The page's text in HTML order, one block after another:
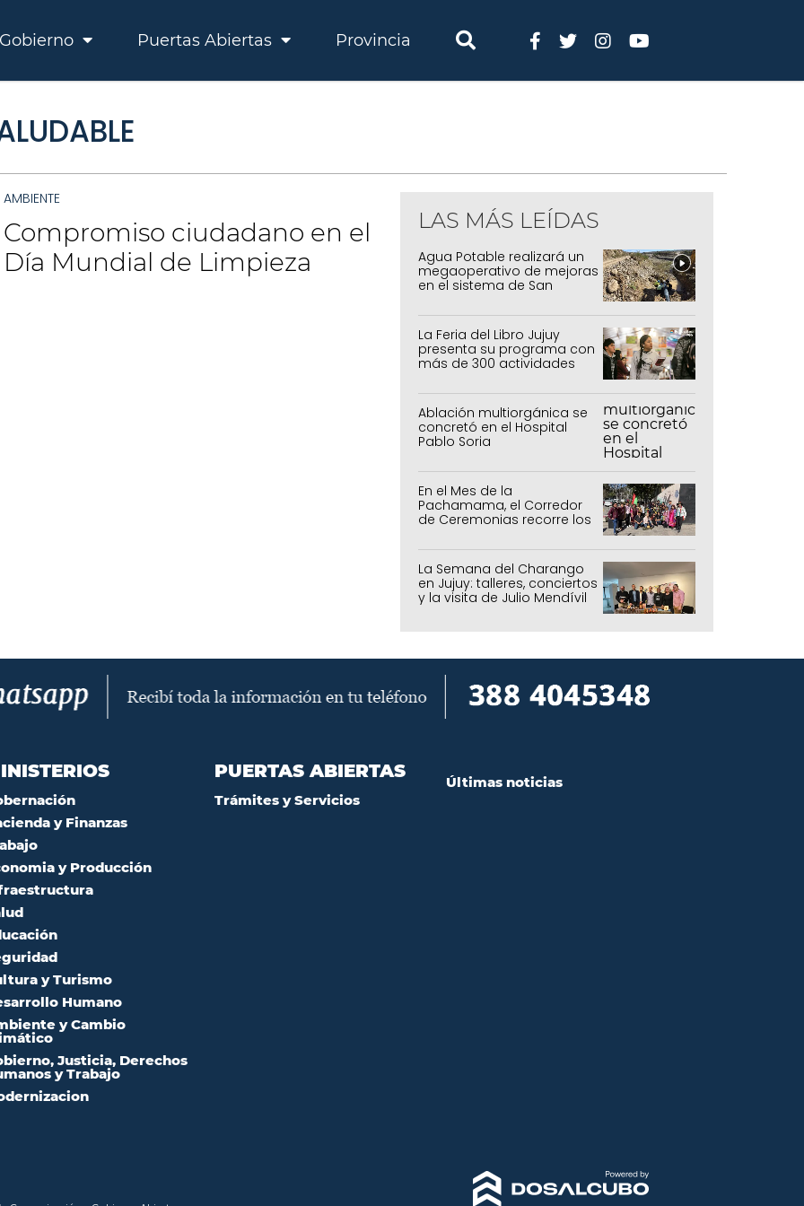
Gobierno Puertas Abiertas Provincia
AMBIENTE
Compromiso ciudadano en el
Día Mundial de Limpieza
LAS MÁS LEÍDAS
Agua Potable realizará un
megaoperativo de mejoras
en el sistema de San
La Feria del Libro Jujuy
presenta su programa con
más de 300 actividades
Ablación multiorgánica se
concretó en el Hospital
Pablo Soria
En el Mes de la
Pachamama, el Corredor
de Ceremonias recorre los
capital
La Semana del Charango
en Jujuy: talleres, conciertos
y la visita de Julio Mendívil
y Finanzas
y Producción
y Turismo
Humano
y Cambio
Justicia, Derechos
y Trabajo
PUERTAS ABIERTAS
Trámites y Servicios
Últimas noticias